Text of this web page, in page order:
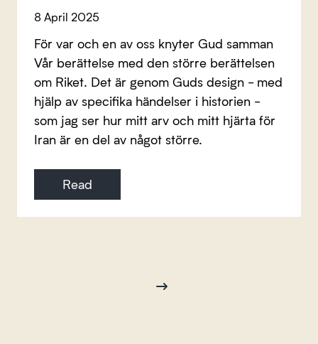
8 April 2025
För var och en av oss knyter Gud samman
Vår berättelse med den större berättelsen
om Riket. Det är genom Guds design - med
hjälp av specifika händelser i historien -
som jag ser hur mitt arv och mitt hjärta för
Iran är en del av något större.
Read